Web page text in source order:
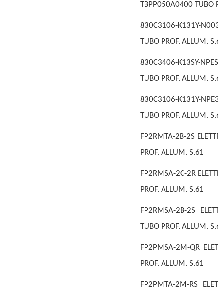
TBPP050A0400 TUBO
830C3106-K131Y-
TUBO PROF. ALLUM.
830C3406-K13SY-
TUBO PROF. ALLUM.
830C3106-K131Y-
TUBO PROF. ALLUM.
FP2RMTA-2B-2S
PROF. ALLUM. S.61
FP2RMSA-2C-2R
PROF. ALLUM. S.61
FP2RMSA-2B-2S
TUBO PROF. ALLUM.
FP2PMSA-2M-QR
PROF. ALLUM. S.61
FP2PMTA-2M-RS